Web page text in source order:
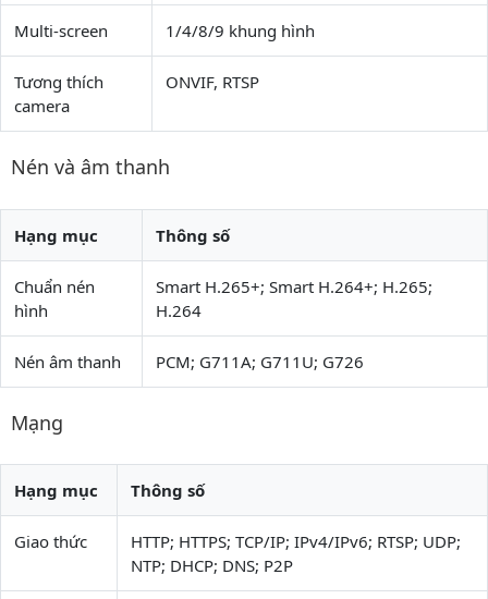
Multi-screen 1/4/8/9 khung hình
Tương thích
camera
ONVIF, RTSP
Nén và âm thanh
Hạng mục Thông số
Chuẩn nén
hình
Smart H.265+; Smart H.264+; H.265;
H.264
Nén âm thanh PCM; G711A; G711U; G726
Mạng
Hạng mục Thông số
Giao thức
HTTP; HTTPS; TCP/IP; IPv4/IPv6; RTSP; UDP;
NTP; DHCP; DNS; P2P